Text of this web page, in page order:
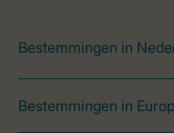
Bestemmingen in
Bestemmingen in